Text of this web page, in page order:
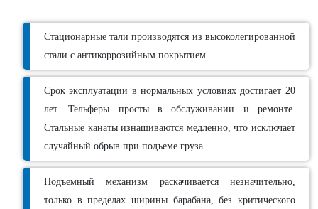
Стационарные тали производятся из высоколегированной
стали с антикоррозийным покрытием.
Срок эксплуатации в нормальных условиях достигает 20
лет. Тельферы просты в обслуживании и ремонте.
Стальные канаты изнашиваются медленно, что исключает
случайный обрыв при подъеме груза.
Подъемный механизм раскачивается незначительно,
только в пределах ширины барабана, без критического